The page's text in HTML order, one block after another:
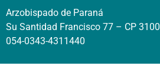
Arzobispado de Paraná
Su Santidad Francisco 77 – CP 3100
054-0343-4311440